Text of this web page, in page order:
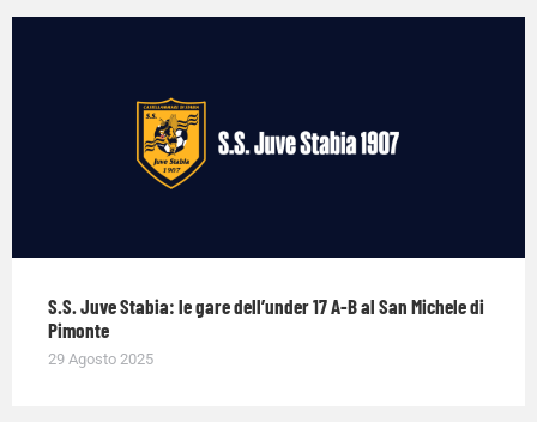
S.S. Juve Stabia: le gare dell’under 17 A-B al San Michele di
Pimonte
29 Agosto 2025